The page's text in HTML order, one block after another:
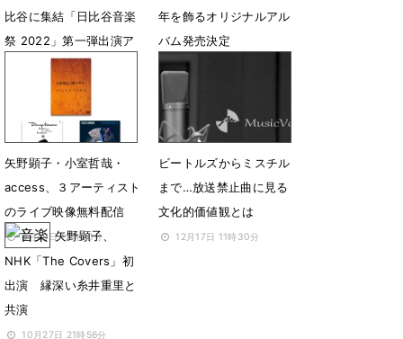
比谷に集結「日比谷音楽
祭 2022」第一弾出演ア
ーティスト発表
2月9日 12時01分
年を飾るオリジナルアル
バム発売決定
6月10日 12時00分
矢野顕子・小室哲哉・
access、３アーティスト
のライブ映像無料配信
6月29日 12時00分
ビートルズからミスチル
まで…放送禁止曲に見る
文化的価値観とは
12月17日 11時30分
矢野顕子、
NHK「The Covers」初
出演 縁深い糸井重里と
共演
10月27日 21時56分